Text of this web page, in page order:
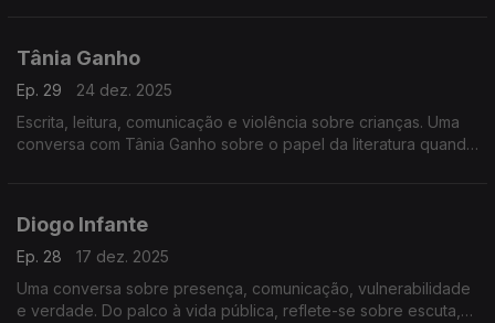
Tânia Ganho
Ep. 29
24 dez. 2025
Escrita, leitura, comunicação e violência sobre crianças. Uma
conversa com Tânia Ganho sobre o papel da literatura quando
Diogo Infante
Ep. 28
17 dez. 2025
Uma conversa sobre presença, comunicação, vulnerabilidade
e verdade. Do palco à vida pública, reflete-se sobre escuta,